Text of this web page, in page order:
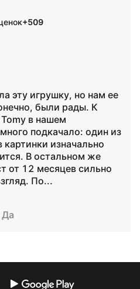
+509
эту игрушку, но нам ее
были рады. К
в нашем
подкачало: один из
изначально
В остальном же
от 12 месяцев сильно
По...
Да